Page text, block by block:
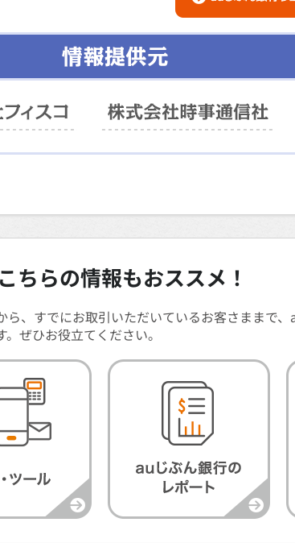
こちらの情報もおススメ！
、すでにお取引いただいているお客さままで
ぜひお役立てください。